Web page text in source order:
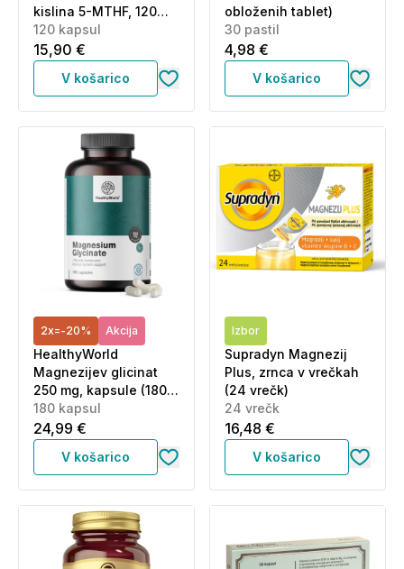
kislina 5-MTHF, 120
kapsul
120 kapsul
15,90 €
V košarico
obloženih tablet)
30 pastil
4,98 €
V košarico
2x=-20% Akcija
HealthyWorld
Magnezijev glicinat
250 mg, kapsule (180
kapsul)
180 kapsul
24,99 €
V košarico
Izbor
Supradyn Magnezij
Plus, zrnca v vrečkah
(24 vrečk)
24 vrečk
16,48 €
V košarico